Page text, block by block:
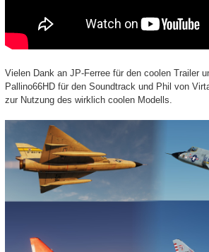
Vielen Dank an JP-Ferree für den coolen Trailer
Pallino66HD für den Soundtrack und Phil von
zur Nutzung des wirklich coolen Modells.